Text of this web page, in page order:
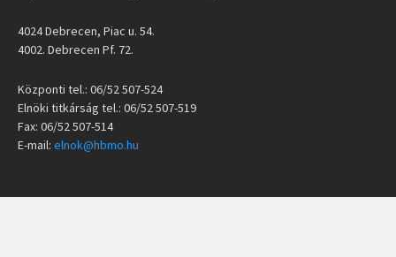
4024 Debrecen, Piac u. 54.
4002. Debrecen Pf. 72.
Központi tel.: 06/52 507-524
Elnöki titkárság tel.: 06/52 507-519
Fax: 06/52 507-514
E-mail: elnok@hbmo.hu